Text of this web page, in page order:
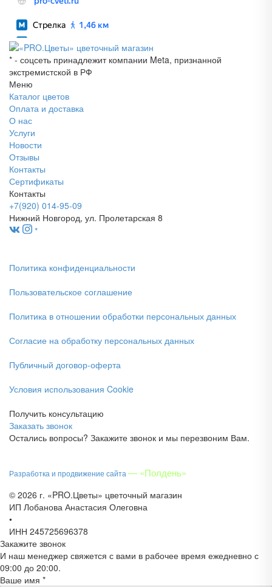
* - соцсеть принадлежит компании Meta, признанной
экстремистской в РФ
Меню
Каталог цветов
Оплата и доставка
О нас
Услуги
Новости
Отзывы
Контакты
Сертификаты
Контакты
+7(920) 014-95-09
Нижний Новгород, ул. Пролетарская 8
*
Политика конфиденциальности
Пользовательское соглашение
Политика в отношении обработки персональных данных
Согласие на обработку персональных данных
Публичный договор-оферта
Условия использования Cookie
Получить консультацию
Заказать звонок
Остались вопросы? Закажите звонок и мы перезвоним Вам.
Разработка и продвижение сайта— «Полдень»
© 2026 г. «PRO.Цветы» цветочный магазин
ИП Лобанова Анастасия Олеговна
•
ИНН 245725696378
Закажите звонок
И наш менеджер свяжется с вами в рабочее время ежедневно с
09:00 до 20:00.
Ваше имя *